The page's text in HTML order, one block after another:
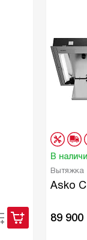
В
Вытяжка
Asko
89 900